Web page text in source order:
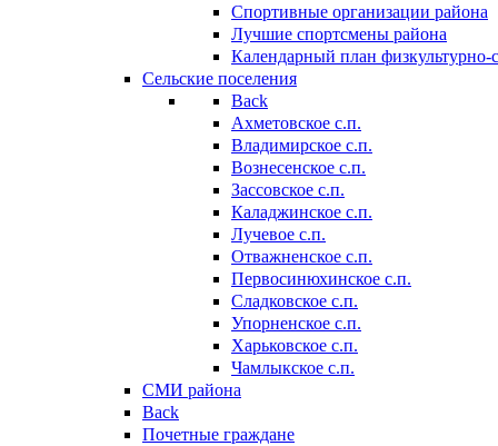
Спортивные организации района
Лучшие спортсмены района
Календарный план
Сельские поселения
Back
Ахметовское с.п.
Владимирское с.п.
Вознесенское с.п.
Зассовское с.п.
Каладжинское с.п.
Лучевое с.п.
Отважненское с.п.
Первосинюхинское с.п.
Сладковское с.п.
Упорненское с.п.
Харьковское с.п.
Чамлыкское с.п.
СМИ района
Back
Почетные граждане